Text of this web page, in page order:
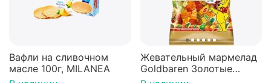
Вафли на сливочном
масле 100г, MILANEA
Жевательный мармелад
Goldbaren Золотые
мишки 100г, Германия